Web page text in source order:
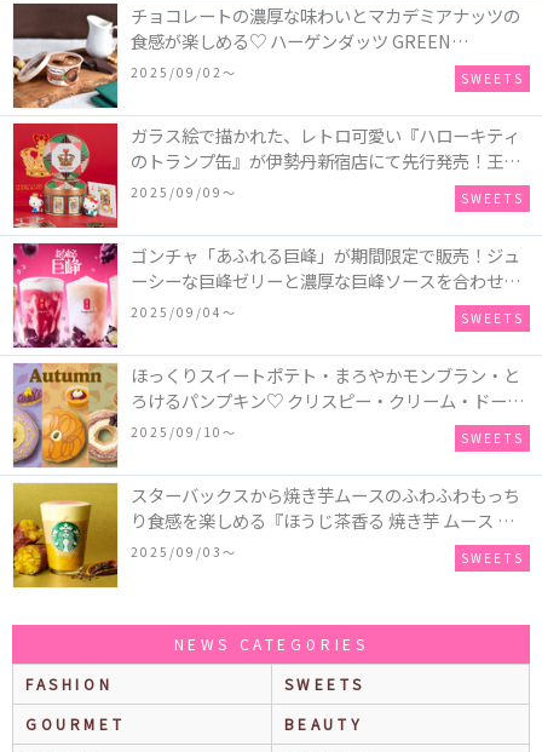
チョコレートの濃厚な味わいとマカデミアナッツの
食感が楽しめる♡ ハーゲンダッツ GREEN
CRAFT(グリーンクラフト) ミニカップ『チョコレー
2025/09/02〜 SWEETS
ガラス絵で描かれた、レトロ可愛い『ハローキティ
のトランプ缶』が伊勢丹新宿店にて先行発売！王冠
キティのフィギュア、キティトランプのステッカー
2025/09/09〜 SWEETS
ゴンチャ「あふれる巨峰」が期間限定で販売！ジュ
ーシーな巨峰ゼリーと濃厚な巨峰ソースを合わせた
ミルクティー、ティーエード、ジェラッティー、ス
2025/09/04〜 SWEETS
ほっくりスイートポテト・まろやかモンブラン・と
ろけるパンプキン♡ クリスピー・クリーム・ドーナ
ツに“いも”“栗“”かぼちゃ“を使用し、秋らしい人気
2025/09/10〜 SWEETS
スターバックスから焼き芋ムースのふわふわもっち
り食感を楽しめる『ほうじ茶香る 焼き芋 ムース テ
ィー ラテ』が新発売！大好評の『チョコレート ムー
2025/09/03〜 SWEETS
NEWS CATEGORIES
FASHION
SWEETS
GOURMET
BEAUTY